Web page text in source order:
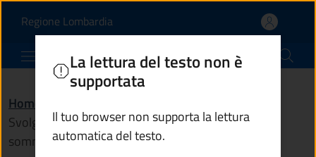
Svolgere trattenimenti
Regione Lombardia(apre in un'altra scheda).
Comune di Vezza d'Oglio
Home
Svolgere trattenimenti presso esercizi pubblici di
somministrazione alimenti e bevande
La lettura del testo non è
supportata
Il tuo browser non supporta la lettura
automatica del testo.